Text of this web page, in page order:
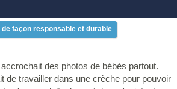
de façon responsable et durable
des photos de bébés partout.
de travailler dans une crèche pour pouvoir